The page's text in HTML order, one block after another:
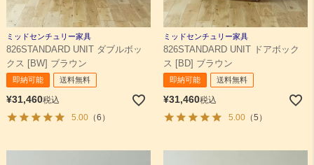
ミッドセンチュリー家具
826STANDARD UNIT ダブルボッ
クス [BW] ブラウン
即納可能 送料無料
¥31,460税込
5.00（6）
ミッドセンチュリー家具
826STANDARD UNIT ドアボック
ス [BD] ブラウン
即納可能 送料無料
¥31,460税込
5.00（5）